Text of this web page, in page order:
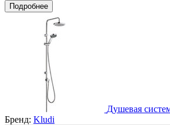
Подробнее
Душевая
Бренд: Kludi